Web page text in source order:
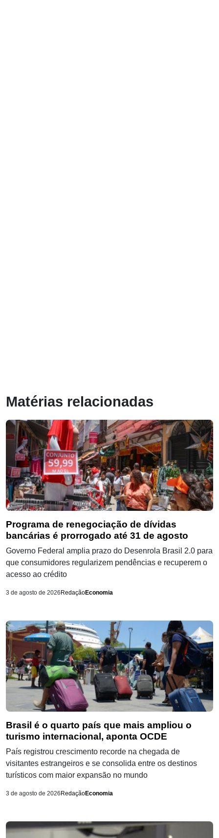
Matérias relacionadas
Programa de renegociação de dívidas
bancárias é prorrogado até 31 de agosto
Governo Federal amplia prazo do Desenrola Brasil 2.0 para
que consumidores regularizem pendências e recuperem o
acesso ao crédito
3 de agosto de 2026 RedaçãoEconomia
Brasil é o quarto país que mais ampliou o
turismo internacional, aponta OCDE
País registrou crescimento recorde na chegada de
visitantes estrangeiros e se consolida entre os destinos
turísticos com maior expansão no mundo
3 de agosto de 2026 RedaçãoEconomia